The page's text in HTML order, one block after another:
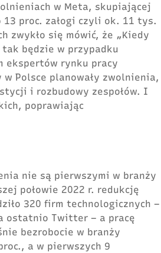
w Meta, skupiającej
13 proc. załogi czyli ok. 11 tys.
zwykło się mówić, że „Kiedy
będzie w przypadku
ekspertów rynku pracy
Polsce planowały zwolnienia,
i rozbudowy zespołów. I
poprawiając
nie są pierwszymi w branży
połowie 2022 r. redukcję
320 firm technologicznych –
ostatnio Twitter – a pracę
bezrobocie w branży
a w pierwszych 9